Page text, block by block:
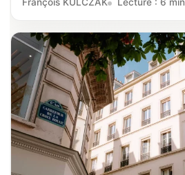
François KULCZAK Lecture : 6 min